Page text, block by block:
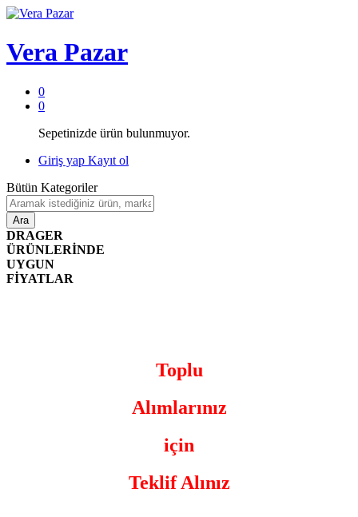
Vera Pazar
0
0
Sepetinizde ürün bulunmuyor.
Giriş yap Kayıt ol
Bütün Kategoriler
Ara
DRAGER
ÜRÜNLERİNDE
UYGUN
FİYATLAR
Toplu
Alımlarınız
için
Teklif Alınız